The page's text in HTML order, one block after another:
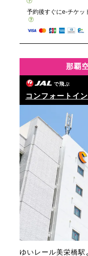
予約後すぐにe-チケッ
那覇
で飛ぶ
コンフォートイ
ゆいレール美栄橋